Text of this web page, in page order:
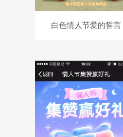
白色情人节爱的誓言